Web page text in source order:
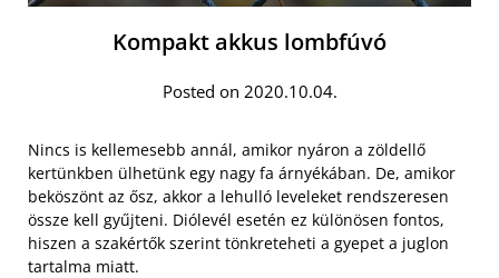
Kompakt akkus lombfúvó
Posted on 2020.10.04.
Nincs is kellemesebb annál, amikor nyáron a zöldellő
kertünkben ülhetünk egy nagy fa árnyékában. De, amikor
beköszönt az ősz, akkor a lehulló leveleket rendszeresen
össze kell gyűjteni. Diólevél esetén ez különösen fontos,
hiszen a szakértők szerint tönkreteheti a gyepet a juglon
tartalma miatt.